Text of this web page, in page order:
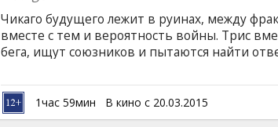
Чикаго будущего лежит в руинах, между
вместе с тем и вероятность войны. Трис
бега, ищут союзников и пытаются найти
Эрудитов делают все возможное, чтобы их
воспоминания о прошлом, ею овладевает
защитить своих близких. Фильм на
1час 59мин В кино с 20.03.2015